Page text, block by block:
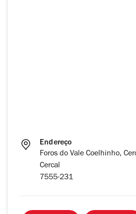
Endereço
Foros do Vale Coelhinho,
Cercal
7555-231